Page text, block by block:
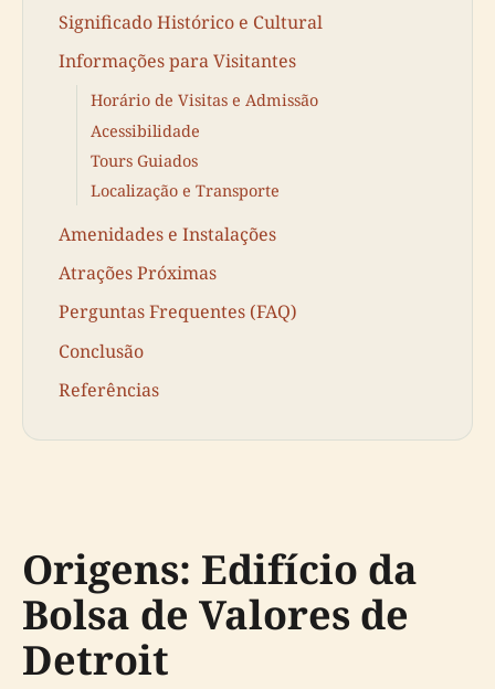
Significado Histórico e Cultural
Informações para Visitantes
Horário de Visitas e Admissão
Acessibilidade
Tours Guiados
Localização e Transporte
Amenidades e Instalações
Atrações Próximas
Perguntas Frequentes (FAQ)
Conclusão
Referências
Origens: Edifício da
Bolsa de Valores de
Detroit